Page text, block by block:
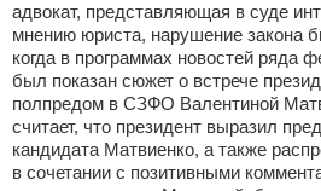
адвокат, представляющая в суде
мнению юриста, нарушение закона
когда в программах новостей ряда
был показан сюжет о встрече
полпредом в СЗФО Валентиной
считает, что президент выразил
кандидата Матвиенко, а также
в сочетании с позитивными